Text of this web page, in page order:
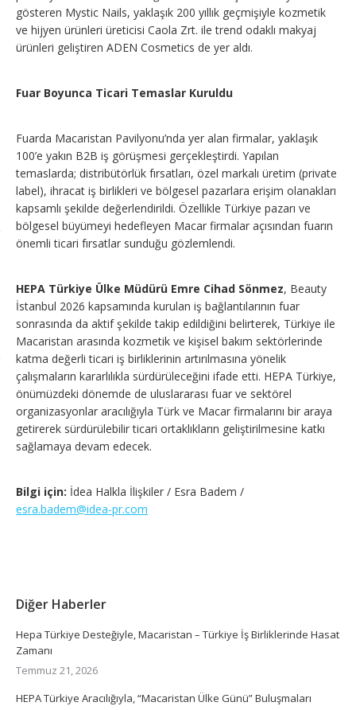
gösteren Mystic Nails, yaklaşık 200 yıllık geçmişiyle kozmetik
ve hijyen ürünleri üreticisi Caola Zrt. ile trend odaklı makyaj
ürünleri geliştiren ADEN Cosmetics de yer aldı.
Fuar Boyunca Ticari Temaslar Kuruldu
Fuarda Macaristan Pavilyonu’nda yer alan firmalar, yaklaşık
100’e yakın B2B iş görüşmesi gerçekleştirdi. Yapılan
temaslarda; distribütörlük fırsatları, özel markalı üretim (private
label), ihracat iş birlikleri ve bölgesel pazarlara erişim olanakları
kapsamlı şekilde değerlendirildi. Özellikle Türkiye pazarı ve
bölgesel büyümeyi hedefleyen Macar firmalar açısından fuarın
önemli ticari fırsatlar sunduğu gözlemlendi.
HEPA Türkiye Ülke Müdürü Emre Cihad Sönmez, Beauty
İstanbul 2026 kapsamında kurulan iş bağlantılarının fuar
sonrasında da aktif şekilde takip edildiğini belirterek, Türkiye ile
Macaristan arasında kozmetik ve kişisel bakım sektörlerinde
katma değerli ticari iş birliklerinin artırılmasına yönelik
çalışmaların kararlılıkla sürdürüleceğini ifade etti. HEPA Türkiye,
önümüzdeki dönemde de uluslararası fuar ve sektörel
organizasyonlar aracılığıyla Türk ve Macar firmalarını bir araya
getirerek sürdürülebilir ticari ortaklıkların geliştirilmesine katkı
sağlamaya devam edecek.
Bilgi için: İdea Halkla İlişkiler / Esra Badem /
esra.badem@idea-pr.com
Diğer Haberler
Hepa Türkiye Desteğiyle, Macaristan – Türkiye İş Birliklerinde Hasat
Zamanı
Temmuz 21, 2026
HEPA Türkiye Aracılığıyla, “Macaristan Ülke Günü” Buluşmaları